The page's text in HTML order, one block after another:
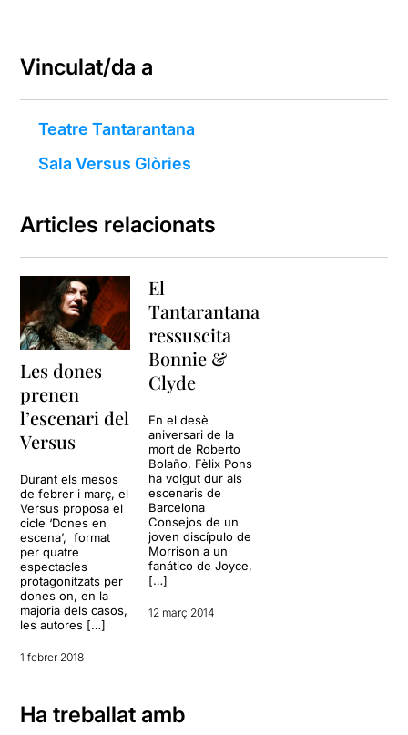
Vinculat/da a
Teatre Tantarantana
Sala Versus Glòries
Articles relacionats
Les dones
prenen
l’escenari del
Versus
Durant els mesos
de febrer i març, el
Versus proposa el
cicle ‘Dones en
escena’, format
per quatre
espectacles
protagonitzats per
dones on, en la
majoria dels casos,
les autores […]
1 febrer 2018
El
Tantarantana
ressuscita
Bonnie &
Clyde
En el desè
aniversari de la
mort de Roberto
Bolaño, Fèlix Pons
ha volgut dur als
escenaris de
Barcelona
Consejos de un
joven discípulo de
Morrison a un
fanático de Joyce,
[…]
12 març 2014
Ha treballat amb